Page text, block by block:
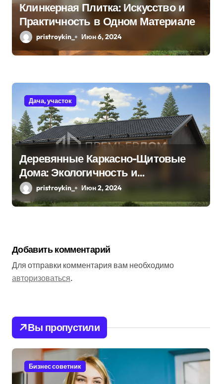
Клинкерная Плитка: Искусство и
Практичность в Одном Материале
pristroykin_ Июн 6, 2024
Дача, участок
Деревянные Каркасно-Щитовые
Дома: Экологичность и
Практичность
pristroykin_ Июн 2, 2024
Добавить комментарий
Для отправки комментария вам необходимо
авторизоваться.
Вы пропустили
Бизнес советник